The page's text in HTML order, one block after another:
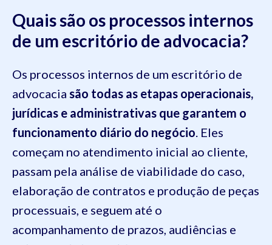
Quais são os processos internos
de um escritório de advocacia?
Os processos internos de um escritório de
advocacia são todas as etapas operacionais,
jurídicas e administrativas que garantem o
funcionamento diário do negócio. Eles
começam no atendimento inicial ao cliente,
passam pela análise de viabilidade do caso,
elaboração de contratos e produção de peças
processuais, e seguem até o
acompanhamento de prazos, audiências e